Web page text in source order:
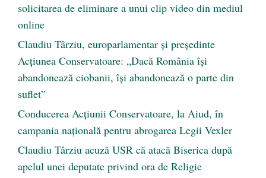
solicitarea de eliminare a unui clip video din mediul
online
Claudiu Târziu, europarlamentar și președinte
Acțiunea Conservatoare: „Dacă România își
abandonează ciobanii, își abandonează o parte din
suflet”
Conducerea Acțiunii Conservatoare, la Aiud, în
campania națională pentru abrogarea Legii Vexler
Claudiu Târziu acuză USR că atacă Biserica după
apelul unei deputate privind ora de Religie